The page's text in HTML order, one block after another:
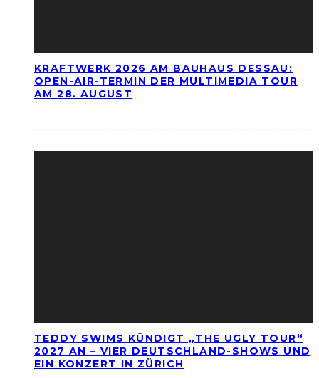
KRAFTWERK 2026 AM BAUHAUS DESSAU:
OPEN-AIR-TERMIN DER MULTIMEDIA TOUR
AM 28. AUGUST
TEDDY SWIMS KÜNDIGT „THE UGLY TOUR“
2027 AN – VIER DEUTSCHLAND-SHOWS UND
EIN KONZERT IN ZÜRICH